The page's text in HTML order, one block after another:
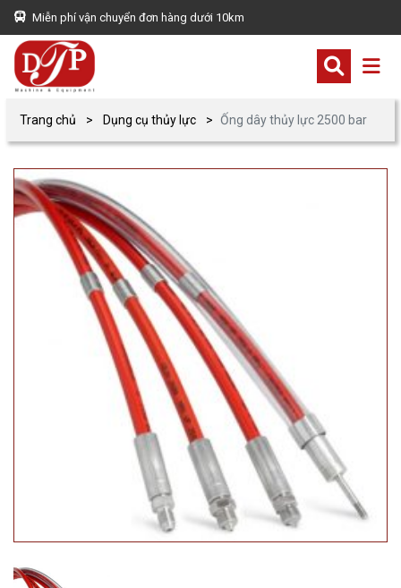
Miễn phí vận chuyển đơn hàng dưới 10km
Trang chủ Dụng cụ thủy lực Ống dây thủy lực 2500 bar